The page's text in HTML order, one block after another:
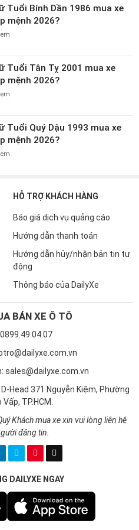
Tuổi Bính Dần 1986 mua xe
mệnh 2026?
Tuổi Tân Tỵ 2001 mua xe
mệnh 2026?
Tuổi Quý Dậu 1993 mua xe
mệnh 2026?
HỖ TRỢ KHÁCH HÀNG
Báo giá dịch vụ quảng cáo
Hướng dẫn thanh toán
Hướng dẫn hủy/nhận bản tin tự
động
Thông báo của DailyXe
BÁN XE Ô TÔ
sales@dailyxe.com.vn
Head 371 Nguyễn Kiệm, Phường
TP.HCM.
Khách mua xe xin vui lòng liên hệ
đăng tin.
DAILYXE NGAY